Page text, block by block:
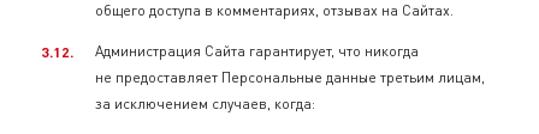
общего доступа в комментариях, отзывах на Сайтах.
Администрация Сайта гарантирует, что никогда
не предоставляет Персональные данные третьим лицам,
за исключением случаев, когда: